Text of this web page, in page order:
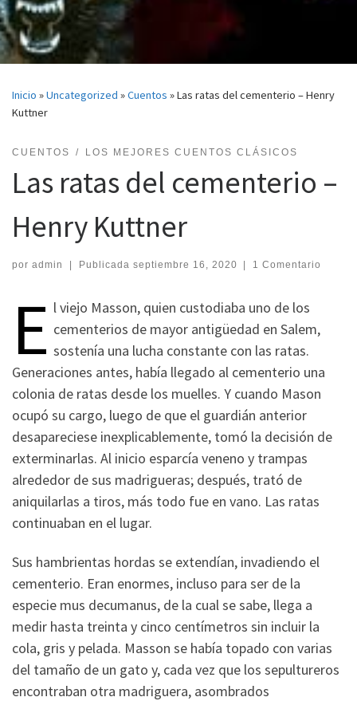
Inicio »Uncategorized »Cuentos »Las ratas del cementerio – Henry
Kuttner
CUENTOS LOS MEJORES CUENTOS CLÁSICOS
Las ratas del cementerio –
Henry Kuttner
por admin | Publicada septiembre 16, 2020 | 1 Comentario
E l viejo Masson, quien custodiaba uno de los
cementerios de mayor antigüedad en Salem,
sostenía una lucha constante con las ratas.
Generaciones antes, había llegado al cementerio una
colonia de ratas desde los muelles. Y cuando Mason
ocupó su cargo, luego de que el guardián anterior
desapareciese inexplicablemente, tomó la decisión de
exterminarlas. Al inicio esparcía veneno y trampas
alrededor de sus madrigueras; después, trató de
aniquilarlas a tiros, más todo fue en vano. Las ratas
continuaban en el lugar.
Sus hambrientas hordas se extendían, invadiendo el
cementerio. Eran enormes, incluso para ser de la
especie mus decumanus, de la cual se sabe, llega a
medir hasta treinta y cinco centímetros sin incluir la
cola, gris y pelada. Masson se había topado con varias
del tamaño de un gato y, cada vez que los sepultureros
encontraban otra madriguera, asombrados